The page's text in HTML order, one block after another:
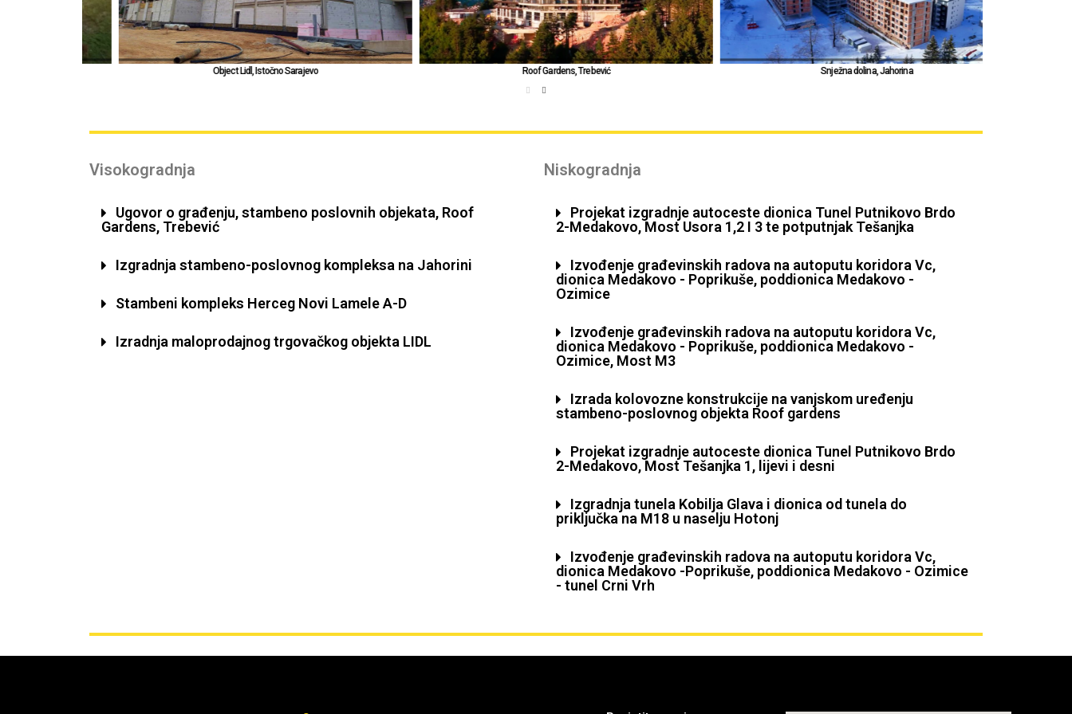
Object Lidl, Istočno Sarajevo Roof Gardens, Trebević Snježna dolina, Jahorina
Visokogradnja
Ugovor o građenju, stambeno poslovnih objekata, Roof
Gardens, Trebević
Izgradnja stambeno-poslovnog kompleksa na Jahorini
Stambeni kompleks Herceg Novi Lamele A-D
Izradnja maloprodajnog trgovačkog objekta LIDL
Niskogradnja
Projekat izgradnje autoceste dionica Tunel Putnikovo Brdo
2-Medakovo, Most Usora 1,2 I 3 te potputnjak Tešanjka
Izvođenje građevinskih radova na autoputu koridora Vc,
dionica Medakovo - Poprikuše, poddionica Medakovo -
Ozimice
Izvođenje građevinskih radova na autoputu koridora Vc,
dionica Medakovo - Poprikuše, poddionica Medakovo -
Ozimice, Most M3
Izrada kolovozne konstrukcije na vanjskom uređenju
stambeno-poslovnog objekta Roof gardens
Projekat izgradnje autoceste dionica Tunel Putnikovo Brdo
2-Medakovo, Most Tešanjka 1, lijevi i desni
Izgradnja tunela Kobilja Glava i dionica od tunela do
priključka na M18 u naselju Hotonj
Izvođenje građevinskih radova na autoputu koridora Vc,
dionica Medakovo -Poprikuše, poddionica Medakovo - Ozimice
- tunel Crni Vrh